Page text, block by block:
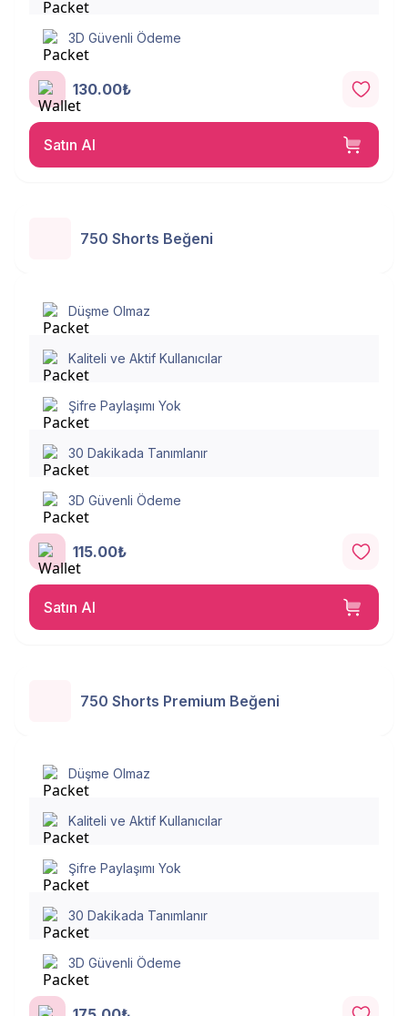
3D Güvenli Ödeme
130.00₺
Satın Al
750 Shorts Beğeni
Düşme Olmaz
Kaliteli ve Aktif Kullanıcılar
Şifre Paylaşımı Yok
30 Dakikada Tanımlanır
3D Güvenli Ödeme
115.00₺
Satın Al
750 Shorts Premium Beğeni
Düşme Olmaz
Kaliteli ve Aktif Kullanıcılar
Şifre Paylaşımı Yok
30 Dakikada Tanımlanır
3D Güvenli Ödeme